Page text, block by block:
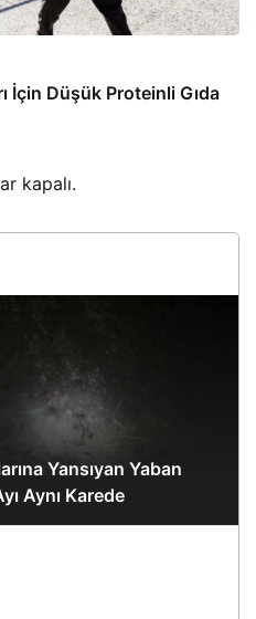
İçin Düşük Proteinli Gıda
kapalı.
Yansıyan Yaban
Aynı Karede